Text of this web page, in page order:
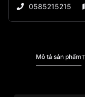
0585215215
Mô tả sản phẩm